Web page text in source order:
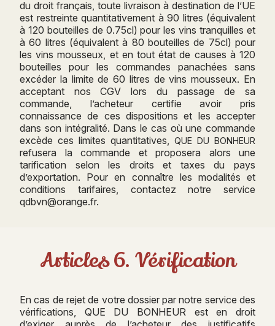
du droit français, toute livraison à destination de l’UE
est restreinte quantitativement à 90 litres (équivalent
à 120 bouteilles de 0.75cl) pour les vins tranquilles et
à 60 litres (équivalent à 80 bouteilles de 75cl) pour
les vins mousseux, et en tout état de causes à 120
bouteilles pour les commandes panachées sans
excéder la limite de 60 litres de vins mousseux. En
acceptant nos CGV lors du passage de sa
commande, l’acheteur certifie avoir pris
connaissance de ces dispositions et les accepter
dans son intégralité. Dans le cas où une commande
excède ces limites quantitatives, QUE DU BONHEUR
refusera la commande et proposera alors une
tarification selon les droits et taxes du pays
d’exportation. Pour en connaître les modalités et
conditions tarifaires, contactez notre service
qdbvn@orange.fr.
Articles 6. Vérification
En cas de rejet de votre dossier par notre service des
vérifications, QUE DU BONHEUR est en droit